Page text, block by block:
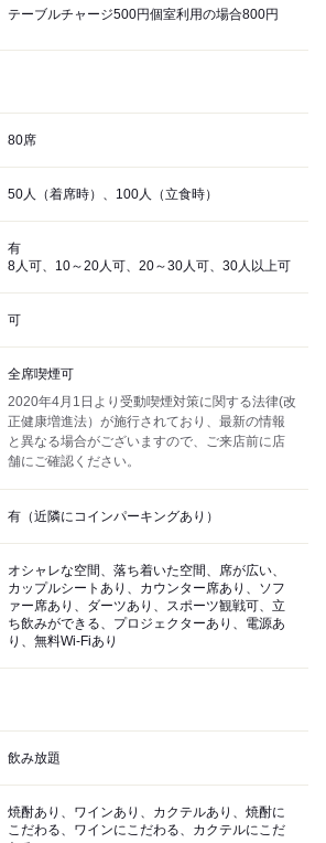
テーブルチャージ500円個室利用の場合800円
80席
50人（着席時）、100人（立食時）
有
8人可、10～20人可、20～30人可、30人以上可
可
全席喫煙可
2020年4月1日より受動喫煙対策に関する法律(改
正健康増進法）が施行されており、最新の情報
と異なる場合がございますので、ご来店前に店
舗にご確認ください。
有（近隣にコインパーキングあり）
オシャレな空間、落ち着いた空間、席が広い、
カップルシートあり、カウンター席あり、ソフ
ァー席あり、ダーツあり、スポーツ観戦可、立
ち飲みができる、プロジェクターあり、電源あ
り、無料Wi-Fiあり
飲み放題
焼酎あり、ワインあり、カクテルあり、焼酎に
こだわる、ワインにこだわる、カクテルにこだ